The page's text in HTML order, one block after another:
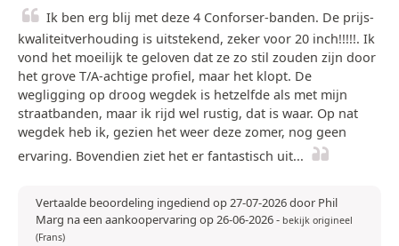
Ik ben erg blij met deze 4 Conforser-banden. De prijs-
kwaliteitverhouding is uitstekend, zeker voor 20 inch!!!!!. Ik
vond het moeilijk te geloven dat ze zo stil zouden zijn door
het grove T/A-achtige profiel, maar het klopt. De
wegligging op droog wegdek is hetzelfde als met mijn
straatbanden, maar ik rijd wel rustig, dat is waar. Op nat
wegdek heb ik, gezien het weer deze zomer, nog geen
ervaring. Bovendien ziet het er fantastisch uit...
Vertaalde beoordeling ingediend op 27-07-2026 door Phil
Marg na een aankoopervaring op 26-06-2026- bekijk origineel
(Frans)